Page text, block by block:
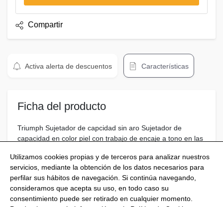
Compartir
Activa alerta de descuentos Características
Ficha del producto
Triumph Sujetador de capcidad sin aro Sujetador de
capacidad en color piel con trabajo de encaje a tono en las
Utilizamos cookies propias y de terceros para analizar nuestros
servicios, mediante la obtención de los datos necesarios para
perfilar sus hábitos de navegación. Si continúa navegando,
consideramos que acepta su uso, en todo caso su
consentimiento puede ser retirado en cualquier momento.